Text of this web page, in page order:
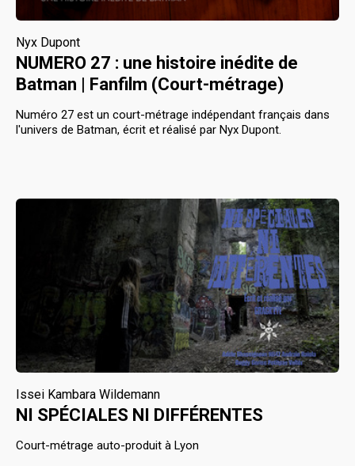
Nyx Dupont
NUMERO 27 : une histoire inédite de
Batman | Fanfilm (Court-métrage)
Numéro 27 est un court-métrage indépendant français dans
l'univers de Batman, écrit et réalisé par Nyx Dupont.
Issei Kambara Wildemann
NI SPÉCIALES NI DIFFÉRENTES
Court-métrage auto-produit à Lyon